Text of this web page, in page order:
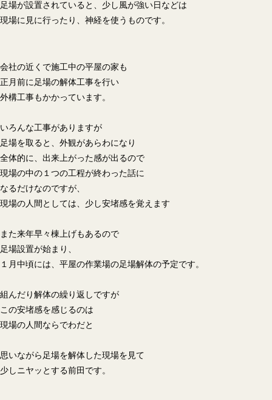
足場が設置されていると、少し風が強い日などは
現場に見に行ったり、神経を使うものです。
会社の近くで施工中の平屋の家も
正月前に足場の解体工事を行い
外構工事もかかっています。
いろんな工事がありますが
足場を取ると、外観があらわになり
全体的に、出来上がった感が出るので
現場の中の１つの工程が終わった話に
なるだけなのですが、
現場の人間としては、少し安堵感を覚えます
また来年早々棟上げもあるので
足場設置が始まり、
１月中頃には、平屋の作業場の足場解体の予定です。
組んだり解体の繰り返しですが
この安堵感を感じるのは
現場の人間ならでわだと
思いながら足場を解体した現場を見て
少しニヤッとする前田です。